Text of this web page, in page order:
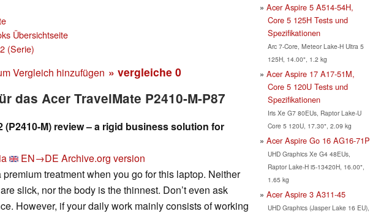
Übersichtseite
(Serie)
Vergleich hinzufügen » vergleiche 0
das Acer TravelMate P2410-M-P87
(P2410-M) review – a rigid business solution for
EN→DE Archive.org version
premium treatment when you go for this laptop. Neither
slick, nor the body is the thinnest. Don’t even ask
However, if your daily work mainly consists of working
Acer Aspire 5 A514-54H,
Core 5 125H Tests und
Spezifikationen
Arc 7-Core, Meteor Lake-H Ultra 5
125H, 14.00", 1.2 kg
Acer Aspire 17 A17-51M,
Core 5 120U Tests und
Spezifikationen
Iris Xe G7 80EUs, Raptor Lake-U
Core 5 120U, 17.30", 2.09 kg
Acer Aspire Go 16 AG16-71P
UHD Graphics Xe G4 48EUs,
Raptor Lake-H i5-13420H, 16.00",
1.65 kg
Acer Aspire 3 A311-45
UHD Graphics (Jasper Lake 16 EU),